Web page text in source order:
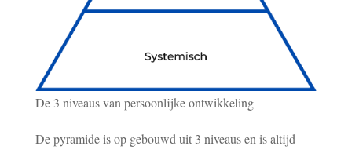
De 3 niveaus van persoonlijke ontwikkeling
De pyramide is op gebouwd uit 3 niveaus en is altijd